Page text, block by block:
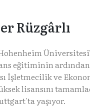
Rüzgârlı
eğitiminin ardından
İşletmecilik ve
lisansını
yaşıyor.